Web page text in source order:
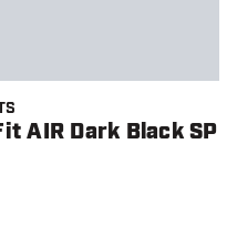
AIR Dark Black SP